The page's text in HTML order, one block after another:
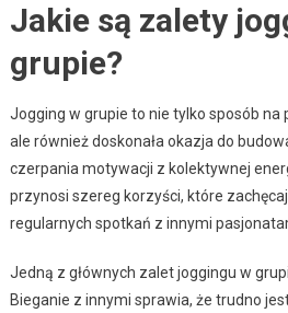
Jakie są zalety
grupie?
Jogging w grupie to nie tylko sposób na
ale również doskonała okazja do
czerpania motywacji z kolektywnej
przynosi szereg korzyści, które
regularnych spotkań z innymi
Jedną z głównych zalet joggingu w
Bieganie z innymi sprawia, że trudno